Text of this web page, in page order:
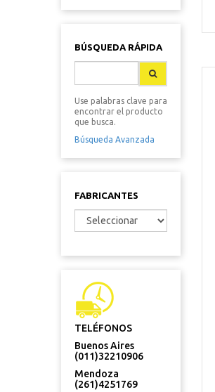
BÚSQUEDA RÁPIDA
Use palabras clave para
encontrar el producto
que busca.
Búsqueda Avanzada
FABRICANTES
TELÉFONOS
Buenos Aires
(011)32210906
Mendoza
(261)4251769